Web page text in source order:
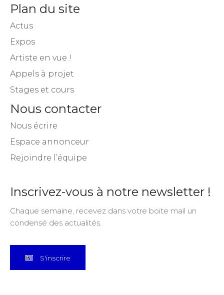
Plan du site
Actus
Expos
Artiste en vue !
Appels à projet
Stages et cours
Nous contacter
Nous écrire
Espace annonceur
Rejoindre l’équipe
Inscrivez-vous à notre newsletter !
Chaque semaine, recevez dans votre boite mail un
condensé des actualités.
S'inscrire